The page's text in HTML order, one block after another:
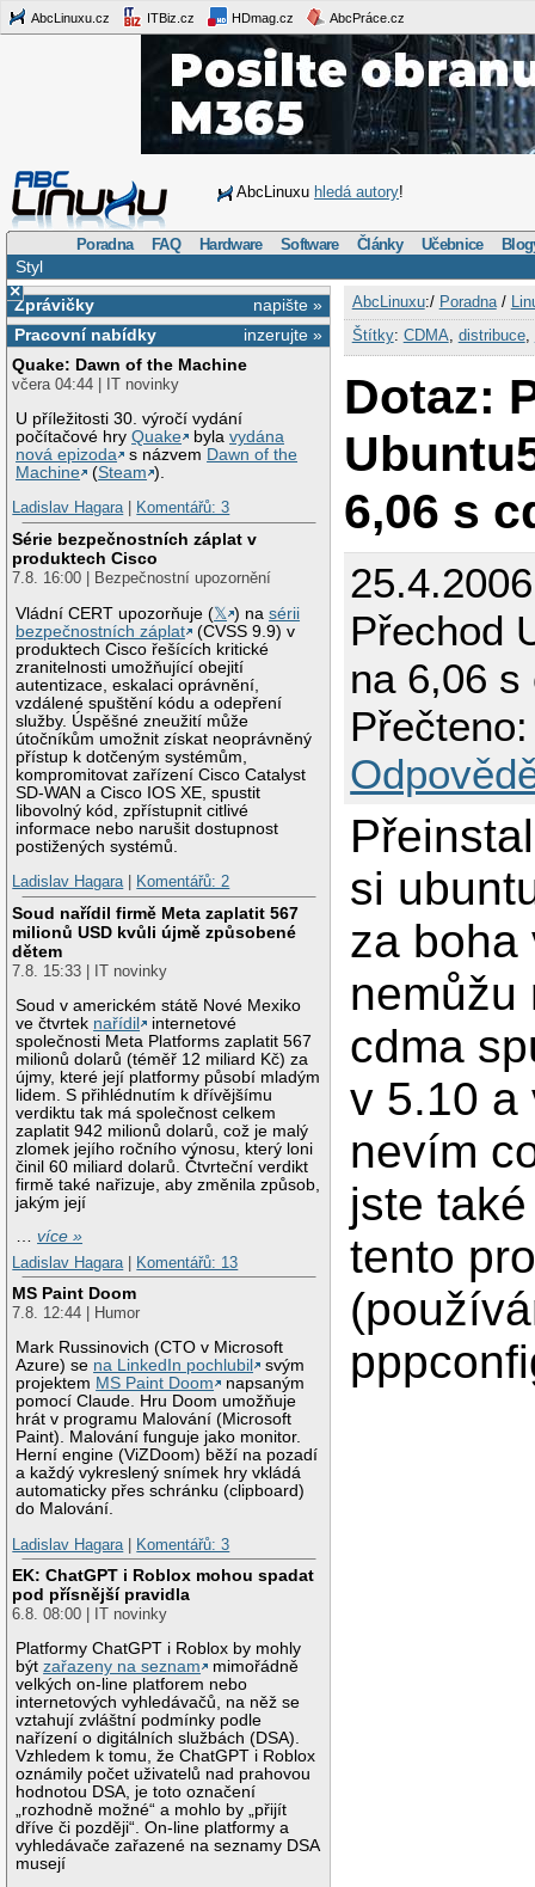
AbcLinuxu.cz ITBiz.cz HDmag.cz AbcPráce.cz
AbcLinuxu hledá autory!
Poradna FAQ Hardware Software Články Učebnice
Styl
×
napište »
Zprávičky
inzerujte »
Pracovní nabídky
Quake: Dawn of the Machine
včera 04:44 | IT novinky
U příležitosti 30. výročí vydání
počítačové hryQuake bylavydána
nová epizoda
s názvem Dawn of the
Machine
(Steam ).
Ladislav Hagara| Komentářů: 3
Série bezpečnostních záplat v
produktech Cisco
7.8. 16:00 | Bezpečnostní upozornění
Vládní CERT upozorňuje (𝕏 ) nasérii
bezpečnostních záplat
(CVSS 9.9) v
produktech Cisco řešících kritické
zranitelnosti umožňující obejití
autentizace, eskalaci oprávnění,
vzdálené spuštění kódu a odepření
služby. Úspěšné zneužití může
útočníkům umožnit získat neoprávněný
přístup k dotčeným systémům,
kompromitovat zařízení Cisco Catalyst
SD-WAN a Cisco IOS XE, spustit
libovolný kód, zpřístupnit citlivé
informace nebo narušit dostupnost
postižených systémů.
Ladislav Hagara| Komentářů: 2
Soud nařídil firmě Meta zaplatit 567
milionů USD kvůli újmě způsobené
dětem
7.8. 15:33 | IT novinky
Soud v americkém státě Nové Mexiko
ve čtvrtek nařídil
internetové
společnosti Meta Platforms zaplatit 567
milionů dolarů (téměř 12 miliard Kč) za
újmy, které její platformy působí mladým
lidem. S přihlédnutím k dřívějšímu
verdiktu tak má společnost celkem
zaplatit 942 milionů dolarů, což je malý
zlomek jejího ročního výnosu, který loni
činil 60 miliard dolarů. Čtvrteční verdikt
firmě také nařizuje, aby změnila způsob,
jakým její
…více »
Ladislav Hagara
Komentářů: 13
MS Paint Doom
7.8. 12:44 | Humor
Mark Russinovich (CTO v Microsoft
Azure) se na LinkedIn pochlubil
svým
projektem MS Paint Doom
napsaným
pomocí Claude. Hru Doom umožňuje
hrát v programu Malování (Microsoft
Paint). Malování funguje jako monitor.
Herní engine (ViZDoom) běží na pozadí
a každý vykreslený snímek hry vkládá
automaticky přes schránku (clipboard)
do Malování.
Ladislav Hagara
Komentářů: 3
EK: ChatGPT i Roblox mohou spadat
pod přísnější pravidla
6.8. 08:00 | IT novinky
Platformy ChatGPT i Roblox by mohly
býtzařazeny na seznam
mimořádně
velkých on-line platforem nebo
internetových vyhledávačů, na něž se
vztahují zvláštní podmínky podle
nařízení o digitálních službách (DSA).
Vzhledem k tomu, že ChatGPT i Roblox
oznámily počet uživatelů nad prahovou
hodnotou DSA, je toto označení
„rozhodně možné“ a mohlo by „přijít
dříve či později“. On-line platformy a
vyhledávače zařazené na seznamy DSA
musejí
AbcLinuxu:/ Poradna/
Štítky: CDMA distribuce,
Dotaz:
6,06 s
Přechod
na 6,06 s
si
za boha
nemůžu
cdma
v 5.10 a
nevím
jste
tento